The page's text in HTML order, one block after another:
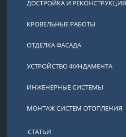
ДОСТРОЙКА И РЕКОНСТРУКЦИЯ
КРОВЕЛЬНЫЕ РАБОТЫ
ОТДЕЛКА ФАСАДА
УСТРОЙСТВО ФУНДАМЕНТА
ИНЖЕНЕРНЫЕ СИСТЕМЫ
МОНТАЖ СИСТЕМ ОТОПЛЕНИЯ
СТАТЬИ